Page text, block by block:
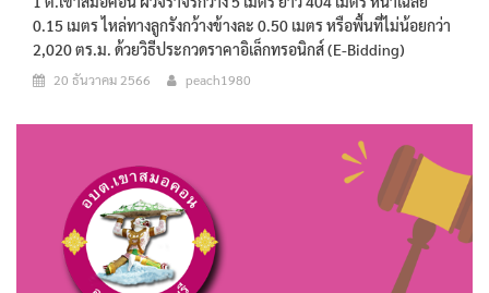
0.15 เมตร ไหล่ทางลูกรังกว้างข้างละ 0.50 เมตร หรือพื้นที่ไม่น้อยกว่า
2,020 ตร.ม. ด้วยวิธีประกวดราคาอิเล็กทรอนิกส์ (e-Bidding)
20 ธันวาคม 2566 peach1980